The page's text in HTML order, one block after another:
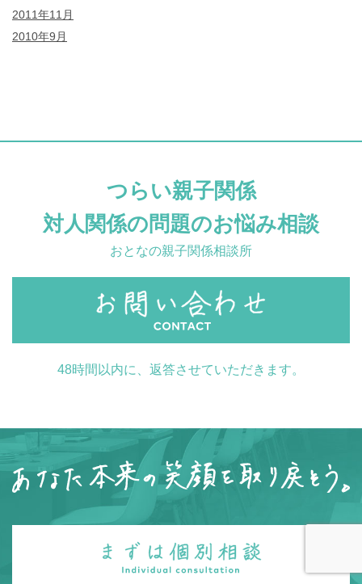
2011年11月
2010年9月
つらい親子関係
対人関係の問題のお悩み相談
おとなの親子関係相談所
48時間以内に、返答させていただきます。